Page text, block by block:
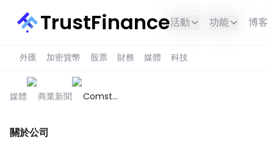
TrustFinance活動 功能 博客
外匯 加密貨幣 股票 財務 媒體 科技
媒體 商業新聞
Comstock
關於公司